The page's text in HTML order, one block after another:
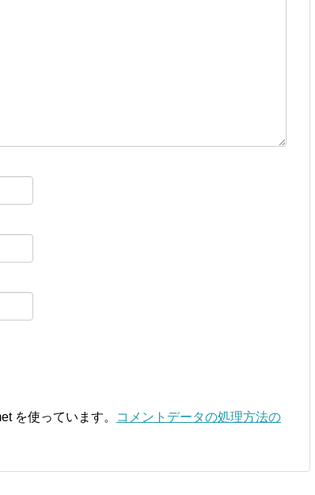
を使っています。
コメントデータの処理方法の